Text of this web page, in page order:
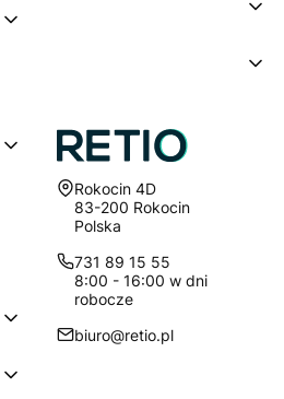
Adres:
Rokocin 4D
83-200 Rokocin
Polska
731 89 15 55
8:00 - 16:00 w dni
robocze
biuro@retio.pl